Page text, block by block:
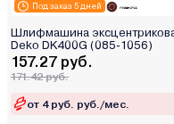
Под заказ 5 дней
Шлифмашина
Deko DK400G (085-1056)
157.27 руб.
171.42 руб.
от 4 руб. руб./мес.